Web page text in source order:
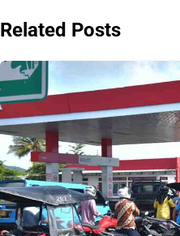
Related Posts